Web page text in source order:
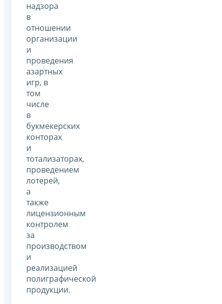
надзора
в
отношении
организации
и
проведения
азартных
игр, в
том
числе
в
букмекерских
конторах
и
тотализаторах,
проведением
лотерей,
а
также
лицензионным
контролем
за
производством
и
реализацией
полиграфической
продукции.